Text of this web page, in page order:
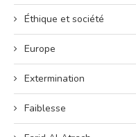
Éthique et société
Europe
Extermination
Faiblesse